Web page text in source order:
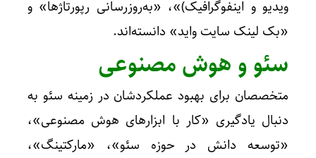
ویدیو و اینفوگرافیک)»، «به‌روزرسانی رپورتاژها» و
«بک لینک سایت واید» دانسته‌اند.
سئو و هوش مصنوعی
متخصصان برای بهبود عملکردشان در زمینه سئو به
دنبال یادگیری «کار با ابزارهای هوش مصنوعی»،
«توسعه دانش در حوزه سئو»، «مارکتینگ»،